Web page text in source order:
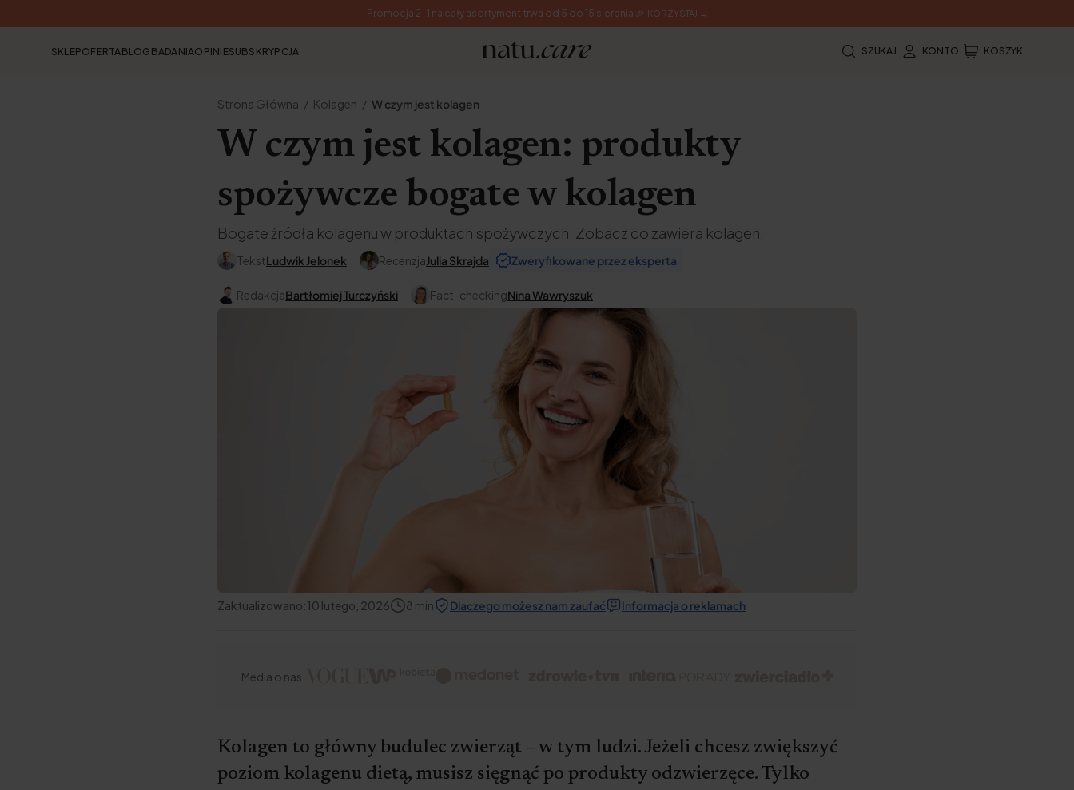
Promocja 2+1 na cały asortyment trwa od 5 do 15 sierpnia 🎉 KORZYSTAJ →
SKLEPOFERTA BLOG BADANIAOPINIESUBSKRYPCJA SZUKAJ KONTO KOSZYK
Strona Główna Kolagen W czym jest kolagen
W czym jest kolagen: produkty
spożywcze bogate w kolagen
Bogate źródła kolagenu w produktach spożywczych. Zobacz co zawiera kolagen.
TekstLudwik Jelonek RecenzjaJulia Skrajda Zweryfikowane przez eksperta
RedakcjaBartłomiej Turczyński Fact-checkingNina Wawryszuk
Zaktualizowano:10 lutego, 2026 8 min Dlaczego możesz nam zaufać Informacja o reklamach
Media o nas:
Kolagen to główny budulec zwierząt – w tym ludzi. Jeżeli chcesz zwiększyć
poziom kolagenu dietą, musisz sięgnąć po produkty odzwierzęce. Tylko